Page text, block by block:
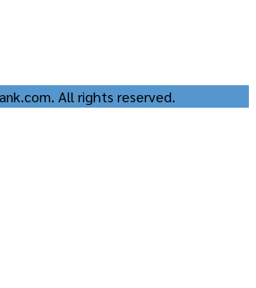
All rights reserved.